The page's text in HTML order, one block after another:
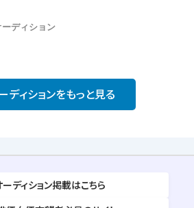
ディション
ディションをもっと見る
ディション掲載はこちら